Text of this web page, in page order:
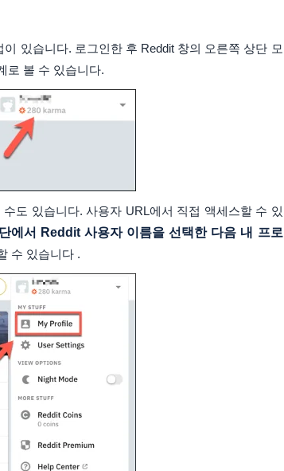
있습니다. 로그인한 후 Reddit 창의 오른쪽 상단 모
로 볼 수 있습니다.
도 있습니다. 사용자 URL에서 직접 액세스할 수 있
에서 Reddit 사용자 이름을 선택한 다음 내 프로
수 있습니다 .